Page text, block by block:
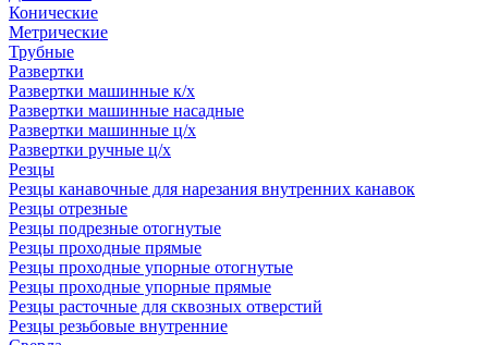
Конические
Метрические
Трубные
Развертки
Развертки машинные к/х
Развертки машинные насадные
Развертки машинные ц/х
Развертки ручные ц/х
Резцы
Резцы канавочные для нарезания внутренних канавок
Резцы отрезные
Резцы подрезные отогнутые
Резцы проходные прямые
Резцы проходные упорные отогнутые
Резцы проходные упорные прямые
Резцы расточные для сквозных отверстий
Резцы резьбовые внутренние